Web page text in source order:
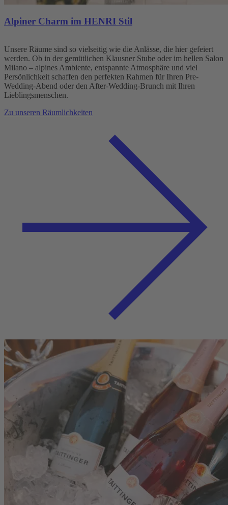
Alpiner Charm im HENRI Stil
Unsere Räume sind so vielseitig wie die Anlässe, die hier gefeiert
werden. Ob in der gemütlichen Klausner Stube oder im hellen Salon
Milano – alpines Ambiente, entspannte Atmosphäre und viel
Persönlichkeit schaffen den perfekten Rahmen für Ihren Pre-
Wedding-Abend oder den After-Wedding-Brunch mit Ihren
Lieblingsmenschen.
Zu unseren Räumlichkeiten